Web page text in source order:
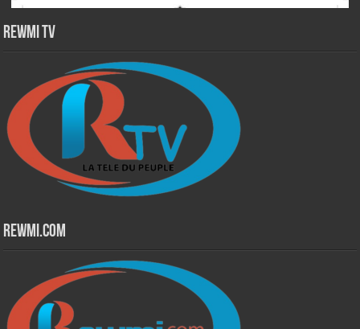
Rewmi TV
Rewmi.Com